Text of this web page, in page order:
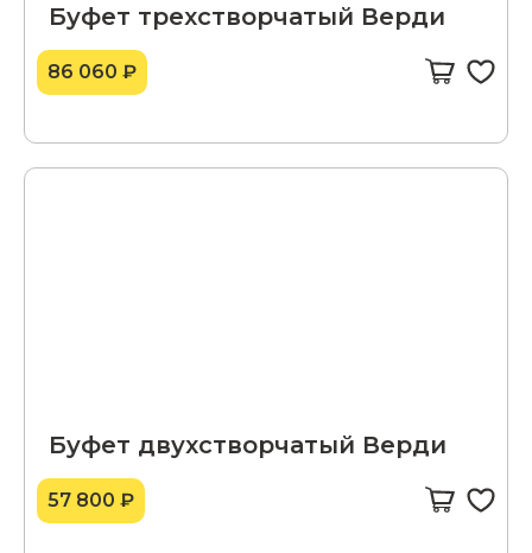
Буфет трехстворчатый Верди
86 060 ₽
Буфет двухстворчатый Верди
57 800 ₽